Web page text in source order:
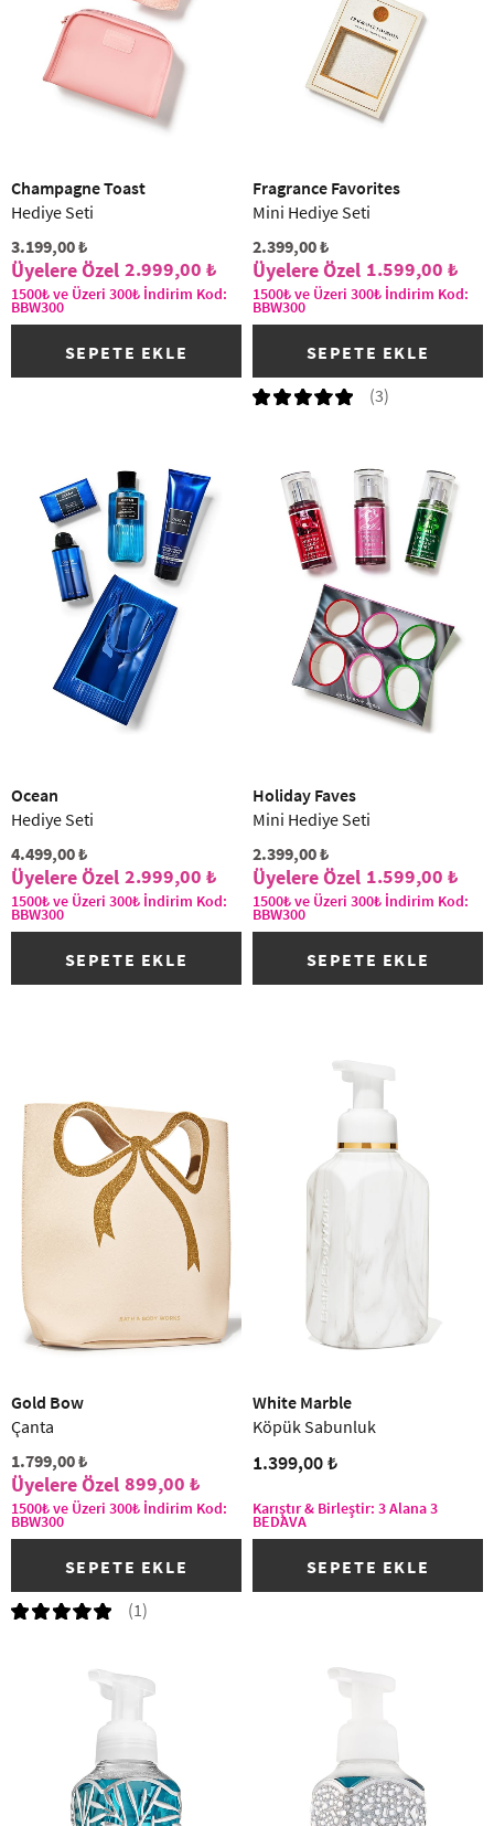
Champagne Toast
Hediye Seti
3.199,00 ₺
2.999,00 ₺
1500₺ ve Üzeri 300₺ İndirim Kod:
BBW300
SEPETE EKLE
Fragrance Favorites
Mini Hediye Seti
2.399,00 ₺
1.599,00 ₺
1500₺ ve Üzeri 300₺ İndirim Kod:
BBW300
(3)
SEPETE EKLE
Ocean
Hediye Seti
4.499,00 ₺
2.999,00 ₺
1500₺ ve Üzeri 300₺ İndirim Kod:
BBW300
SEPETE EKLE
Holiday Faves
Mini Hediye Seti
2.399,00 ₺
1.599,00 ₺
1500₺ ve Üzeri 300₺ İndirim Kod:
BBW300
SEPETE EKLE
Gold Bow
Çanta
1.799,00 ₺
899,00 ₺
1500₺ ve Üzeri 300₺ İndirim Kod:
BBW300
(1)
SEPETE EKLE
White Marble
Köpük Sabunluk
1.399,00 ₺
Karıştır & Birleştir: 3 Alana 3
BEDAVA
SEPETE EKLE